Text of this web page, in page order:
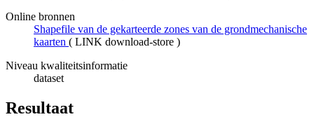
Online bronnen
Shapefile van de gekarteerde zones van de grondmechanische
kaarten ( LINK download-store )
Niveau kwaliteitsinformatie
dataset
Resultaat